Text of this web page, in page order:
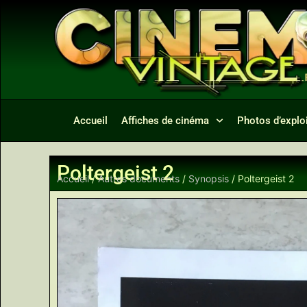
Accueil Affiches de cinéma Photos
Poltergeist 2
Accueil/Autres documents / Synopsis / Poltergeist 2